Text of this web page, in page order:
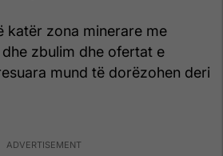
katër zona minerare me
zbulim dhe ofertat e
mund të dorëzohen deri